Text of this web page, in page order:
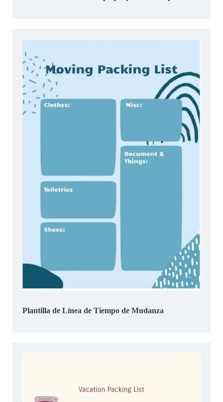
Plantilla de Línea de Tiempo de Mudanza